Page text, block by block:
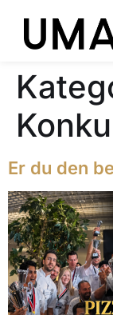
Er du den